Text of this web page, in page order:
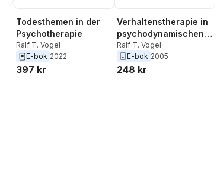
Todesthemen in der
Psychotherapie
Ralf T. Vogel
E-bok 2022
397 kr
Verhaltenstherapie in
psychodynamischen
Behandlungen
Ralf T. Vogel
E-bok 2005
248 kr